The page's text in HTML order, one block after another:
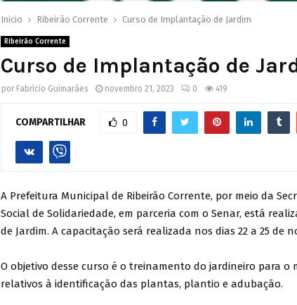
Inicio Ribeirão Corrente Curso de Implantação de Jardim
Ribeirão Corrente
Curso de Implantação de
por Fabrício Guimarães novembro 21, 2023 0 419
COMPARTILHAR 0
A Prefeitura Municipal de Ribeirão Corrente, por meio da
Social de Solidariedade, em parceria com o Senar, está
de Jardim. A capacitação será realizada nos dias 22 a 25 de
O objetivo desse curso é o treinamento do jardineiro para o
relativos à identificação das plantas, plantio e adubação.